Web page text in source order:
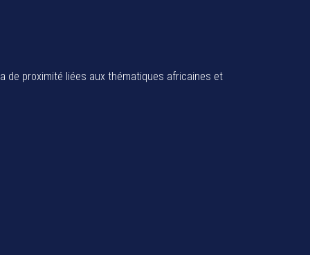
de proximité liées aux thématiques africaines et